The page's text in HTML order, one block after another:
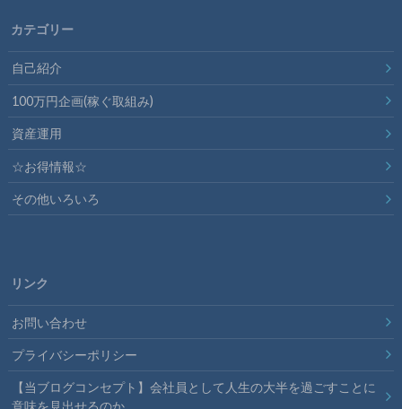
カテゴリー
自己紹介
100万円企画(稼ぐ取組み)
資産運用
☆お得情報☆
その他いろいろ
リンク
お問い合わせ
プライバシーポリシー
【当ブログコンセプト】会社員として人生の大半を過ごすことに